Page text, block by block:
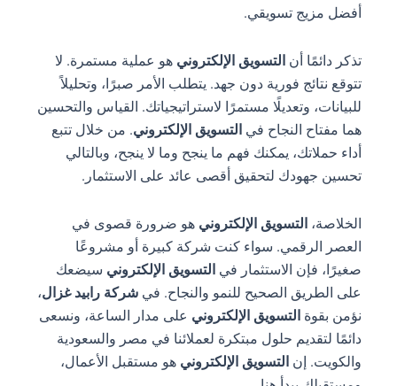
أفضل مزيج تسويقي.
تذكر دائمًا أنالتسويق الإلكترونيهو عملية مستمرة. لا
تتوقع نتائج فورية دون جهد. يتطلب الأمر صبرًا، وتحليلاً
للبيانات، وتعديلًا مستمرًا لاستراتيجياتك. القياس والتحسين
هما مفتاح النجاح في التسويق الإلكتروني. من خلال تتبع
أداء حملاتك، يمكنك فهم ما ينجح وما لا ينجح، وبالتالي
تحسين جهودك لتحقيق أقصى عائد على الاستثمار.
الخلاصة،التسويق الإلكترونيهو ضرورة قصوى في
العصر الرقمي. سواء كنت شركة كبيرة أو مشروعًا
صغيرًا، فإن الاستثمار في التسويق الإلكترونيسيضعك
على الطريق الصحيح للنمو والنجاح. في شركة رابيد غزال،
نؤمن بقوةالتسويق الإلكترونيعلى مدار الساعة، ونسعى
دائمًا لتقديم حلول مبتكرة لعملائنا في مصر والسعودية
والكويت. إنالتسويق الإلكترونيهو مستقبل الأعمال،